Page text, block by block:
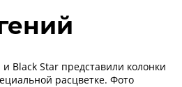
Black Star представили колонки
расцветке. Фото